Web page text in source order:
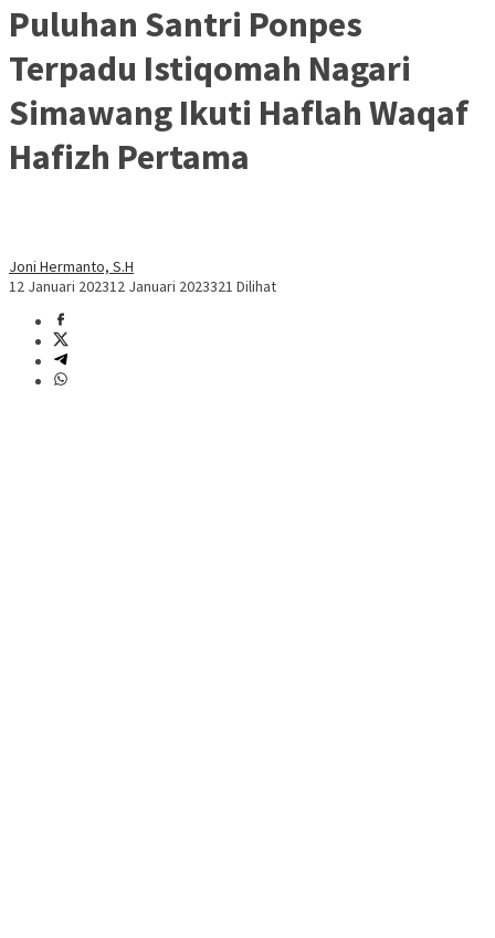
Puluhan Santri Ponpes
Terpadu Istiqomah Nagari
Simawang Ikuti Haflah Waqaf
Hafizh Pertama
Joni Hermanto, S.H
12 Januari 202312 Januari 2023321 Dilihat